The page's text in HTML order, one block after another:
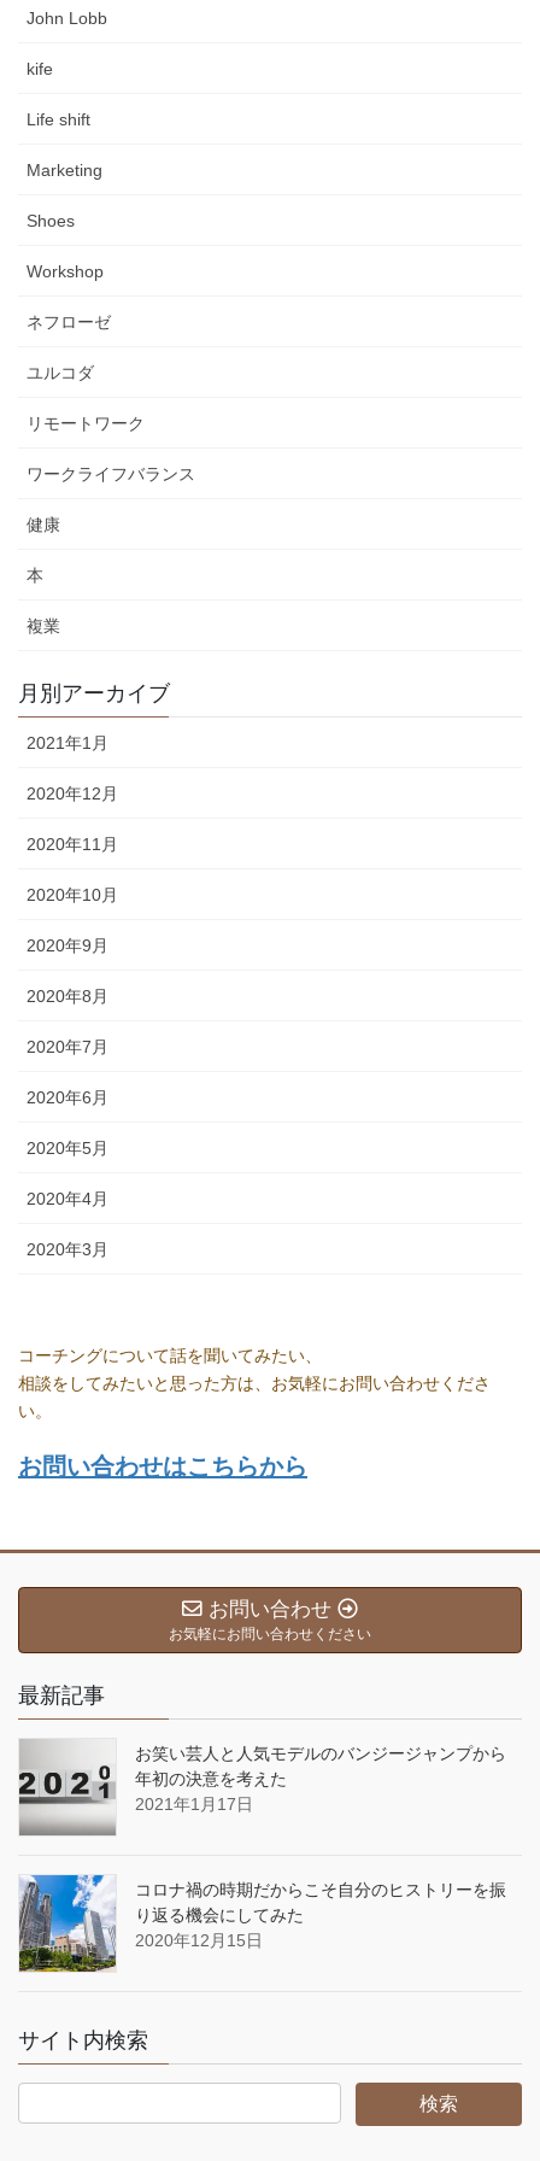
John Lobb
kife
Life shift
Marketing
Shoes
Workshop
ネフローゼ
ユルコダ
リモートワーク
ワークライフバランス
健康
本
複業
月別アーカイブ
2021年1月
2020年12月
2020年11月
2020年10月
2020年9月
2020年8月
2020年7月
2020年6月
2020年5月
2020年4月
2020年3月
コーチングについて話を聞いてみたい、
相談をしてみたいと思った方は、お気軽にお問い合わせくださ
い。
お問い合わせはこちらから
お問い合わせ
お気軽にお問い合わせください
最新記事
お笑い芸人と人気モデルのバンジージャンプから
年初の決意を考えた
2021年1月17日
コロナ禍の時期だからこそ自分のヒストリーを振
り返る機会にしてみた
2020年12月15日
サイト内検索